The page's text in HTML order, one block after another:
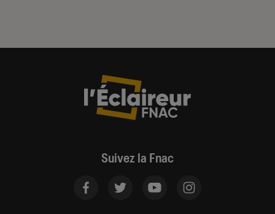
Suivez la Fnac